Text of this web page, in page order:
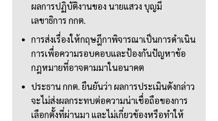
ผลการปฏิบัติงานของ นายแสวง บุญมี
เลขาธิการ กกต.
การส่งเรื่องให้กฤษฎีกาพิจารณาเป็นการดำเนิน
การเพื่อความรอบคอบและป้องกันปัญหาข้อ
กฎหมายที่อาจตามมาในอนาคต
ประธาน กกต. ยืนยันว่า ผลการประเมินดังกล่าว
จะไม่ส่งผลกระทบต่อความน่าเชื่อถือของการ
เลือกตั้งที่ผ่านมา และไม่เกี่ยวข้องหรือทำให้